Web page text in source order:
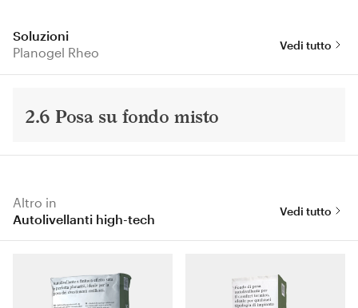
Soluzioni
Planogel Rheo
Vedi tutto
2.6 Posa su fondo misto
Altro in
Autolivellanti high-tech
Vedi tutto